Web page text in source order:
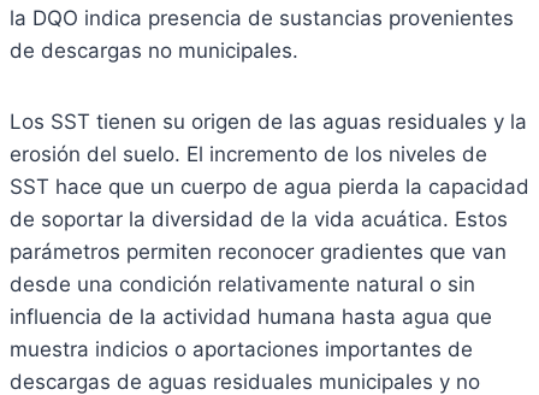
la DQO indica presencia de sustancias provenientes
de descargas no municipales.
Los SST tienen su origen de las aguas residuales y la
erosión del suelo. El incremento de los niveles de
SST hace que un cuerpo de agua pierda la capacidad
de soportar la diversidad de la vida acuática. Estos
parámetros permiten reconocer gradientes que van
desde una condición relativamente natural o sin
influencia de la actividad humana hasta agua que
muestra indicios o aportaciones importantes de
descargas de aguas residuales municipales y no